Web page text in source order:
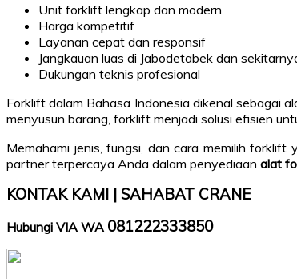
Unit forklift lengkap dan modern
Harga kompetitif
Layanan cepat dan responsif
Jangkauan luas di Jabodetabek dan
Dukungan teknis profesional
Forklift dalam Bahasa Indonesia dikenal sebagai
menyusun barang, forklift menjadi solusi efisien
Memahami jenis, fungsi, dan cara memilih
partner terpercaya Anda dalam penyediaan alat
KONTAK KAMI | SAHABAT CRANE
Hubungi VIA WA 081222333850